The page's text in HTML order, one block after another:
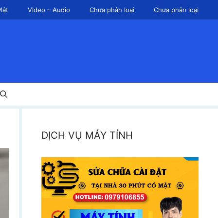
Video – Audio Chưa phân loại Chưa phân loại
DỊCH VỤ MÁY TÍNH